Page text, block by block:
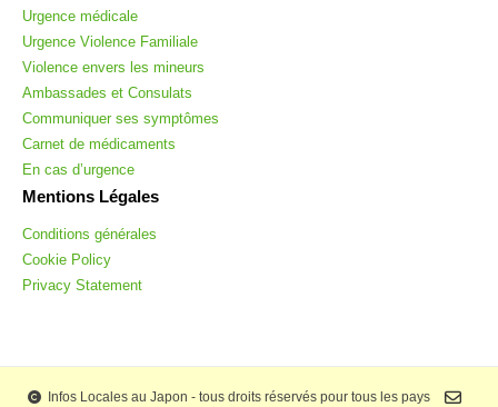
Urgence médicale
Urgence Violence Familiale
Violence envers les mineurs
Ambassades et Consulats
Communiquer ses symptômes
Carnet de médicaments
En cas d’urgence
Mentions Légales
Conditions générales
Cookie Policy
Privacy Statement
Infos Locales au Japon - tous droits réservés pour tous les pays